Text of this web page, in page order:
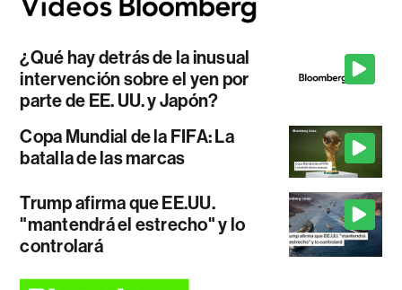
¿Qué hay detrás de la inusual
intervención sobre el yen por
parte de EE. UU. y Japón?
Copa Mundial de la FIFA: La
batalla de las marcas
Trump afirma que EE.UU.
"mantendrá el estrecho" y lo
controlará